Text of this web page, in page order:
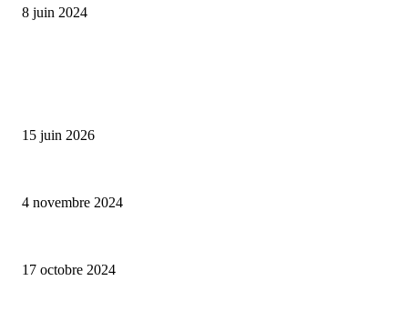
8 juin 2024
15 juin 2026
4 novembre 2024
17 octobre 2024